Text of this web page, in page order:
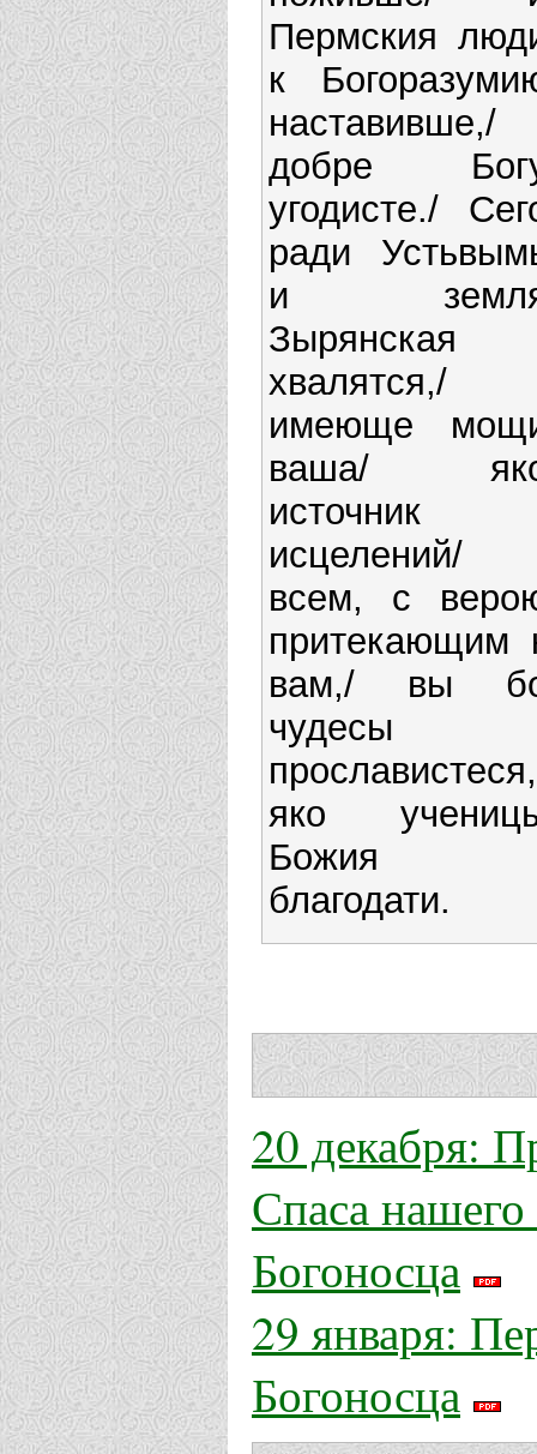
Пермския
к
наставивше,/
добре
угодисте./
ради
и
Зырянская
хвалятся,/
имеюще
ваша/
источник
исцелений/
всем, с
притекающим
вам,/ вы
чудесы
яко
Божия
благодати.
20 декабря:
Спаса
Богоносца
29 января:
Богоносца